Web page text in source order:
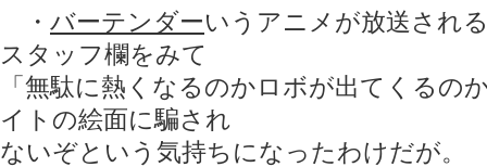
・ バーテンダーいうアニメが放送され
スタッフ欄をみて
「無駄に熱くなるのかロボが出てくる
イトの絵面に騙され
ないぞという気持ちになったわけだが。